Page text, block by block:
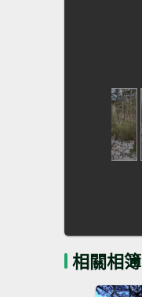
相關相簿